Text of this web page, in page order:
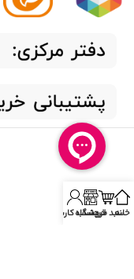
خانهسبد خرید
فروشگاه
حساب کاربری